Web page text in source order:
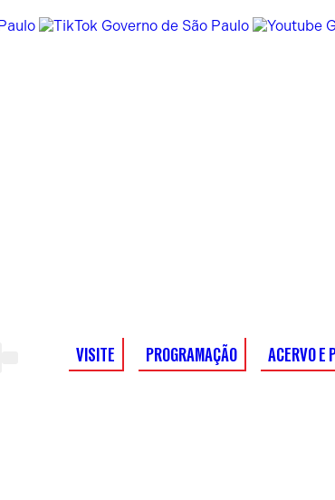
VISITE PROGRAMAÇÃO ACERVO E